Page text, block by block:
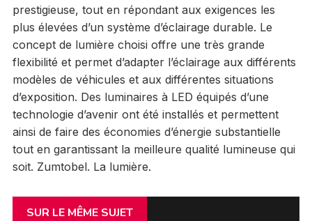
prestigieuse, tout en répondant aux exigences les
plus élevées d’un système d’éclairage durable. Le
concept de lumière choisi offre une très grande
flexibilité et permet d’adapter l’éclairage aux différents
modèles de véhicules et aux différentes situations
d’exposition. Des luminaires à LED équipés d’une
technologie d’avenir ont été installés et permettent
ainsi de faire des économies d’énergie substantielle
tout en garantissant la meilleure qualité lumineuse qui
soit. Zumtobel. La lumière.
SUR LE MÊME SUJET